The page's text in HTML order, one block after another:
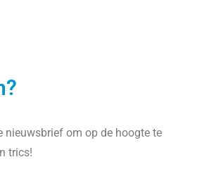
nieuwsbrief om op de hoogte te
trics!